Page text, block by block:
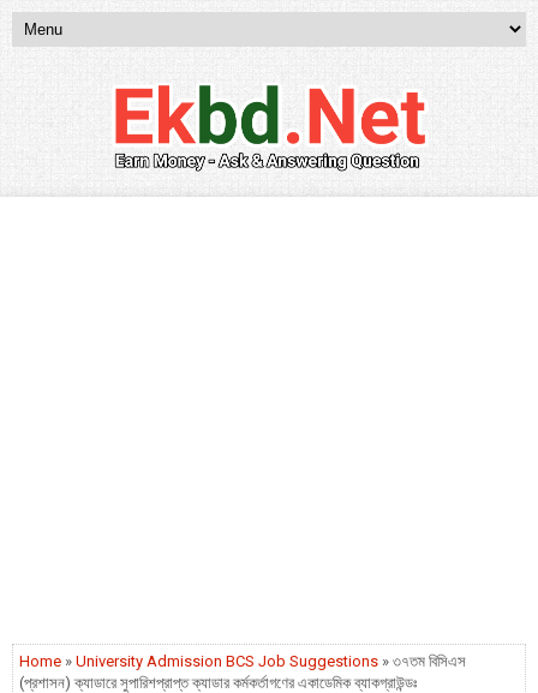
Home » University Admission BCS Job Suggestions » ৩৭তম বিসিএস
(প্রশাসন) ক্যাডারে সুপারিশপ্রাপ্ত ক্যাডার কর্মকর্তাগণের একাডেমিক ব্যাকগ্রাউন্ডঃ